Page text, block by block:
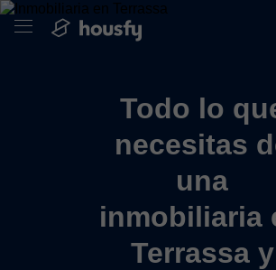
Todo lo
necesitas
una
inmobiliaria
Terrassa y